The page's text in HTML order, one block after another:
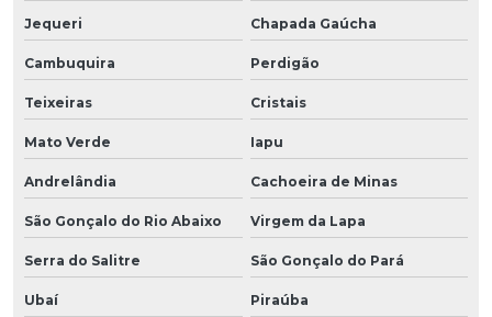
Jequeri Chapada Gaúcha
Cambuquira Perdigão
Teixeiras Cristais
Mato Verde Iapu
Andrelândia Cachoeira de Minas
São Gonçalo do Rio Abaixo Virgem da Lapa
Serra do Salitre São Gonçalo do Pará
Ubaí Piraúba